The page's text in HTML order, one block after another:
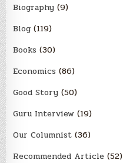
Biography (9)
Blog (119)
Books (30)
Economics (86)
Good Story (50)
Guru Interview (19)
Our Columnist (36)
Recommended Article (52)